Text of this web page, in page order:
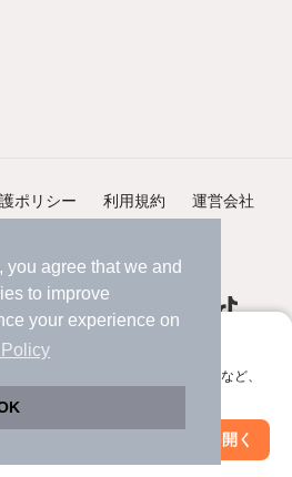
you agree that we and
to improve
your experience on
、サクサクお部屋探し
える。マップ検索やお気に入り保存など、
アプリを開く
絞り込み条件を変更
ポリシー 利用規約 運営会社
Lifestyle Co., Ltd.